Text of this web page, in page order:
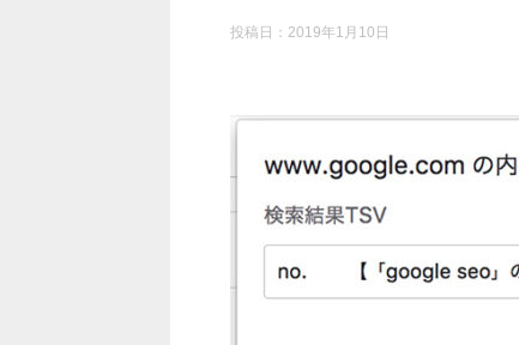
投稿日： 2019年1月10日